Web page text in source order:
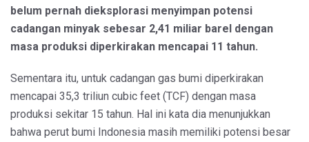
belum pernah dieksplorasi menyimpan potensi
cadangan minyak sebesar 2,41 miliar barel dengan
masa produksi diperkirakan mencapai 11 tahun.
Sementara itu, untuk cadangan gas bumi diperkirakan
mencapai 35,3 triliun cubic feet (TCF) dengan masa
produksi sekitar 15 tahun. Hal ini kata dia menunjukkan
bahwa perut bumi Indonesia masih memiliki potensi besar